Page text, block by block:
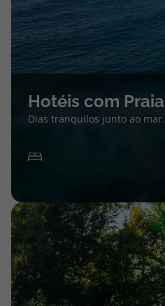
Hotéis com Praia
Dias tranquilos junto ao mar.